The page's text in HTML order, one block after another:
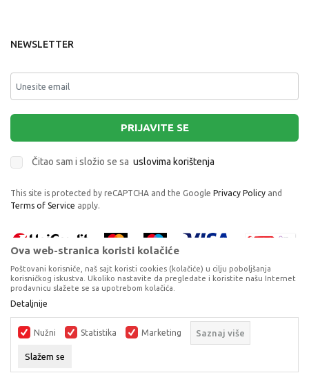
NEWSLETTER
PRIJAVITE SE
Čitao sam i složio se sa uslovima korištenja
This site is protected by reCAPTCHA and the Google Privacy Policy and
Terms of Service apply.
Proizvode na sajtu nastojimo da opišemo što je preciznije moguće, ali ne
možemo garantovati da su svi podaci i fotografije, navedeni u okrviru
proizvoda, u potpunosti kompletni i bez grešaka. Svi artikli prikazani na
sajtu su dio naše ponude, ali ne podrazumijeva da su dostupni u svakom
Ova web-stranica koristi kolačiće
Poštovani korisniče, naš sajt koristi cookies (kolačiće) u cilju poboljšanja
korisničkog iskustva. Ukoliko nastavite da pregledate i koristite našu Internet
prodavnicu slažete se sa upotrebom kolačića.
Detaljnije
Nužni Statistika Marketing Saznaj više
Slažem se